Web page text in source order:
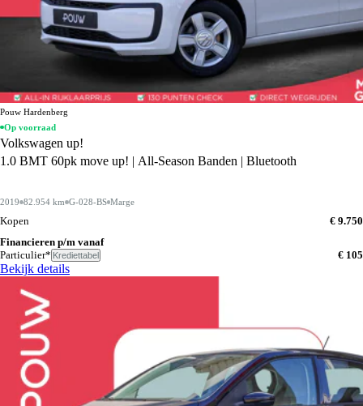
Pouw Hardenberg
Op voorraad
Volkswagen up!
1.0 BMT 60pk move up! | All-Season Banden | Bluetooth
2019 82.954 km G-028-BS Marge
Kopen
€ 9.750
Financieren p/m vanaf
Particulier* Krediettabel € 105
Bekijk details